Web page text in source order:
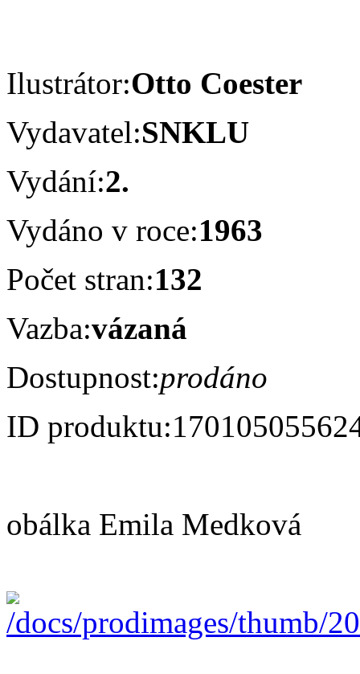
Ilustrátor:Otto Coester
Vydavatel:SNKLU
Vydání:2.
Vydáno v roce:1963
Počet stran:132
Vazba:vázaná
Dostupnost:prodáno
ID produktu:
obálka Emila Medková